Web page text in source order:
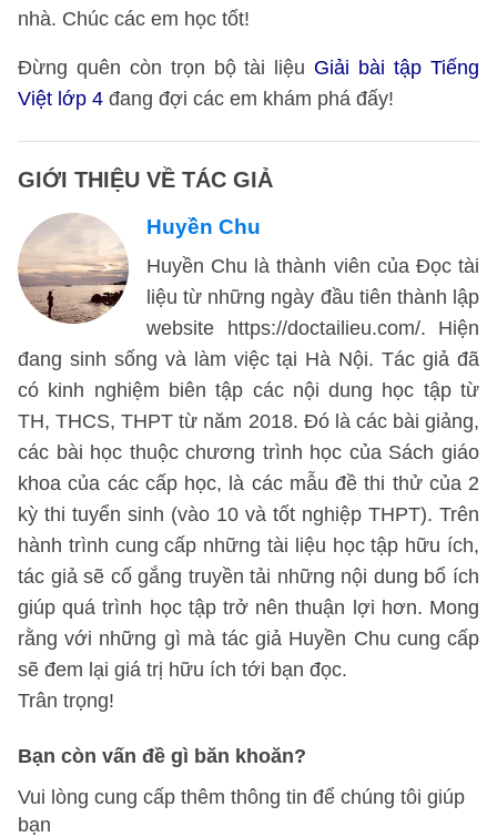
nhà. Chúc các em học tốt!
Đừng quên còn trọn bộ tài liệu Giải bài tập Tiếng
Việt lớp 4 đang đợi các em khám phá đấy!
GIỚI THIỆU VỀ TÁC GIẢ
Huyền Chu
Huyền Chu là thành viên của Đọc tài
liệu từ những ngày đầu tiên thành lập
website https://doctailieu.com/. Hiện
đang sinh sống và làm việc tại Hà Nội. Tác giả đã
có kinh nghiệm biên tập các nội dung học tập từ
TH, THCS, THPT từ năm 2018. Đó là các bài giảng,
các bài học thuộc chương trình học của Sách giáo
khoa của các cấp học, là các mẫu đề thi thử của 2
kỳ thi tuyển sinh (vào 10 và tốt nghiệp THPT). Trên
hành trình cung cấp những tài liệu học tập hữu ích,
tác giả sẽ cố gắng truyền tải những nội dung bổ ích
giúp quá trình học tập trở nên thuận lợi hơn. Mong
rằng với những gì mà tác giả Huyền Chu cung cấp
sẽ đem lại giá trị hữu ích tới bạn đọc.
Trân trọng!
Bạn còn vấn đề gì băn khoăn?
Vui lòng cung cấp thêm thông tin để chúng tôi giúp
bạn